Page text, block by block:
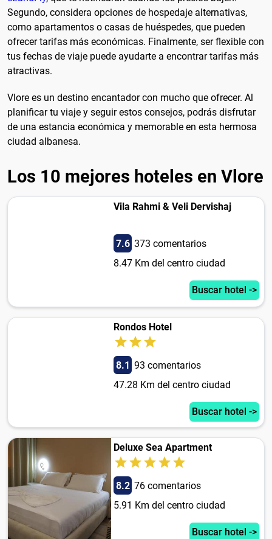
Segundo, considera opciones de hospedaje alternativas,
como apartamentos o casas de huéspedes, que pueden
ofrecer tarifas más económicas. Finalmente, ser flexible con
tus fechas de viaje puede ayudarte a encontrar tarifas más
atractivas.
Vlore es un destino encantador con mucho que ofrecer. Al
planificar tu viaje y seguir estos consejos, podrás disfrutar
de una estancia económica y memorable en esta hermosa
ciudad albanesa.
Los 10 mejores hoteles en Vlore
Vila Rahmi & Veli Dervishaj
7.6 373 comentarios
8.47 Km del centro ciudad
Buscar hotel ->
Rondos Hotel
8.1 93 comentarios
47.28 Km del centro ciudad
Buscar hotel ->
Deluxe Sea Apartment
8.2 76 comentarios
5.91 Km del centro ciudad
Buscar hotel ->